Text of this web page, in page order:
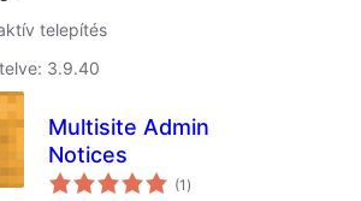
telepítés
3.9.40
Multisite Admin
Notices
(1 értékelés
összesen
)